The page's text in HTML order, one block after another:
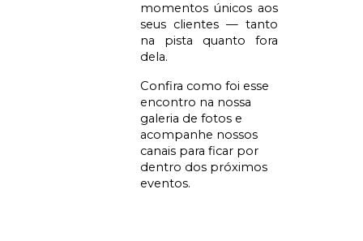
momentos únicos aos
seus clientes — tanto
na pista quanto fora
dela.
Confira como foi esse
encontro na nossa
galeria de fotos e
acompanhe nossos
canais para ficar por
dentro dos próximos
eventos.